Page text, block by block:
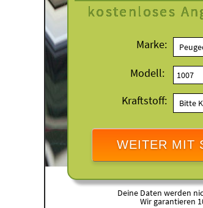
kostenloses
Marke:
Modell:
Kraftstoff:
WEITER MIT
Deine Daten werden
Wir garantieren